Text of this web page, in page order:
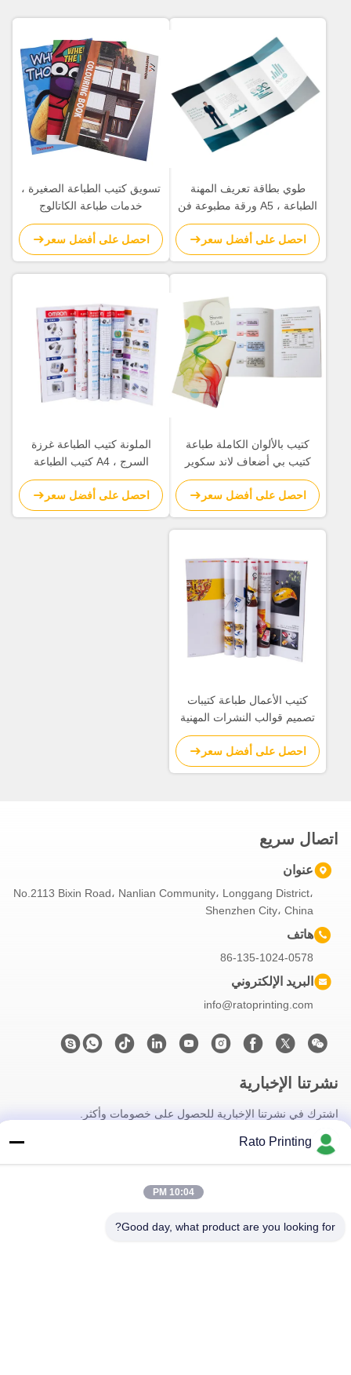
طوي بطاقة تعريف المهنة
الطباعة ، A5 ورقة مطبوعة فن
الطباعة بالألوان الكاملة
احصل على أفضل سعر
تسويق كتيب الطباعة الصغيرة ،
خدمات طباعة الكاتالوج
احصل على أفضل سعر
كتيب بالألوان الكاملة طباعة
كتيب بي أضعاف لاند سكوير
للصور
احصل على أفضل سعر
الملونة كتيب الطباعة غرزة
السرج ، A4 كتيب الطباعة
الراقية
احصل على أفضل سعر
كتيب الأعمال طباعة كتيبات
تصميم قوالب النشرات المهنية
احصل على أفضل سعر
اتصال سريع
عنوان
No.2113 Bixin Road، Nanlian Community، Longgang District،
Shenzhen City، China
هاتف
86-135-1024-0578
البريد الإلكتروني
info@ratoprinting.com
نشرتنا الإخبارية
اشترك في نشرتنا الإخبارية للحصول على خصومات وأكثر.
Rato Printing
10:04 PM
Good day, what product are you looking for?